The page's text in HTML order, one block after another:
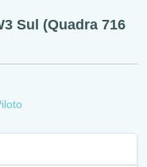
Sul (Quadra 716